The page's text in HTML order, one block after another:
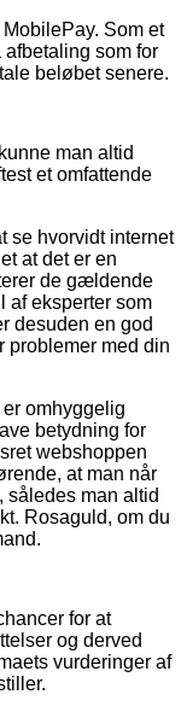
Som et
som for
beløbet senere.
man altid
et omfattende
se hvorvidt internet
at det er en
de gældende
af eksperter som
desuden en god
problemer med din
omhyggelig
betydning for
webshoppen
at man når
man altid
Rosaguld, om du
for at
og derved
vurderinger af